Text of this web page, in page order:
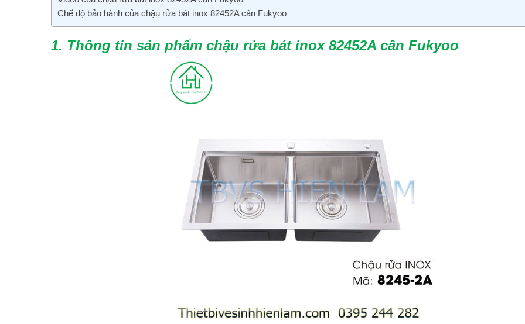
Chế độ bảo hành của chậu rửa bát inox 82452A cân Fukyoo
1. Thông tin sản phẩm chậu rửa bát inox 82452A cân Fukyoo